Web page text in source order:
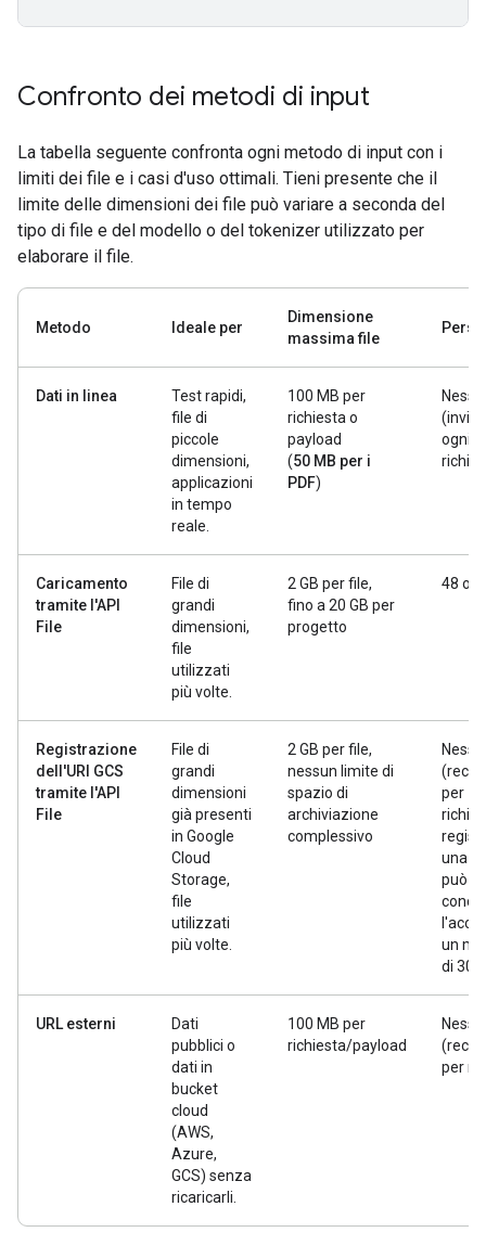
Confronto dei metodi di input
La tabella seguente confronta ogni metodo di input con i
limiti dei file e i casi d'uso ottimali. Tieni presente che il
limite delle dimensioni dei file può variare a seconda del
tipo di file e del modello o del tokenizer utilizzato per
elaborare il file.
Metodo Ideale per
Dimensione
massima file
Dati in linea
Test rapidi,
file di
piccole
dimensioni,
applicazioni
in tempo
reale.
100 MB per
richiesta o
payload
(50 MB per i
PDF)
ogni
Caricamento
tramite l'API
File
File di
grandi
dimensioni,
file
utilizzati
più volte.
2 GB per file,
fino a 20 GB per
progetto
48 ore
Registrazione
dell'URI GCS
tramite l'API
File
File di
grandi
dimensioni
già presenti
in Google
Cloud
Storage,
file
utilizzati
più volte.
2 GB per file,
nessun limite di
spazio di
archiviazione
complessivo
per
una
può
un
di 30
URL esterni
Dati
pubblici o
dati in
bucket
cloud
(AWS,
Azure,
GCS) senza
ricaricarli.
100 MB per
richiesta/payload
per